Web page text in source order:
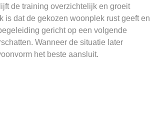
de training overzichtelijk en groeit
dat de gekozen woonplek rust geeft en
gericht op een volgende
Wanneer de situatie later
het beste aansluit.